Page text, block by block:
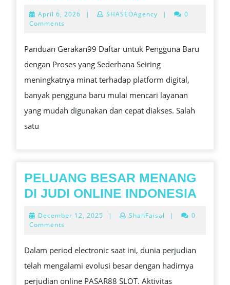
DAFTAR
PENGGUNA
BARU
DENGAN
PROSES
YANG
April 6, 2026 April
| SHASEOAgency |
0
Comments
Panduan Gerakan99 Daftar untuk Pengguna Baru
dengan Proses yang Sederhana Seiring
meningkatnya minat terhadap platform digital,
banyak pengguna baru mulai mencari layanan
yang mudah digunakan dan cepat diakses. Salah
satu
PELUANG BESAR MENANG
DI JUDI ONLINE INDONESIA
December 12, 2025 December
| ShahFaisal |
0
Comments
Dalam period electronic saat ini, dunia perjudian
telah mengalami evolusi besar dengan hadirnya
perjudian online PASAR88 SLOT. Aktivitas